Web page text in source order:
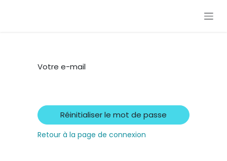
Votre e-mail
Réinitialiser le mot de passe
Retour à la page de connexion